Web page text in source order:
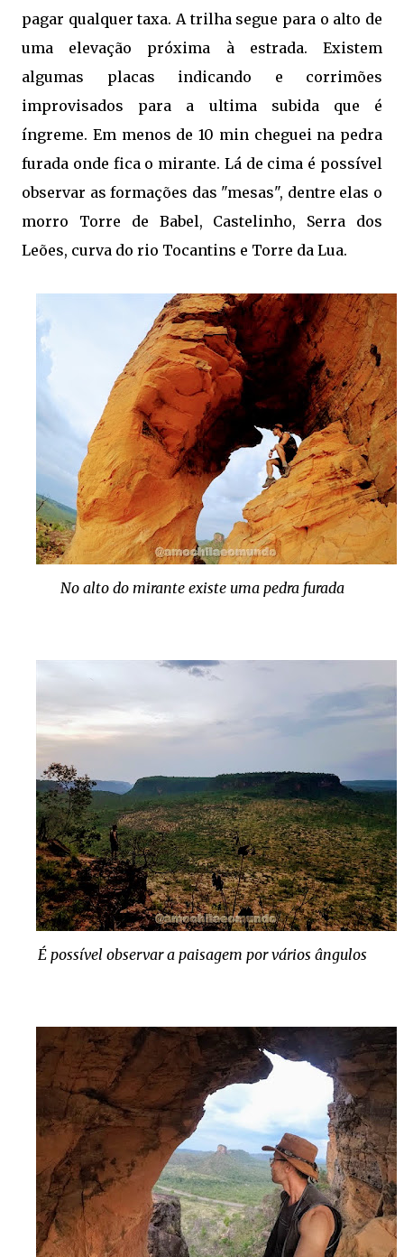
pagar qualquer taxa. A trilha segue para o alto de
uma elevação próxima à estrada. Existem
algumas placas indicando e corrimões
improvisados para a ultima subida que é
íngreme. Em menos de 10 min cheguei na pedra
furada onde fica o mirante. Lá de cima é possível
observar as formações das "mesas", dentre elas o
morro Torre de Babel, Castelinho, Serra dos
Leões, curva do rio Tocantins e Torre da Lua.
No alto do mirante existe uma pedra furada
É possível observar a paisagem por vários ângulos